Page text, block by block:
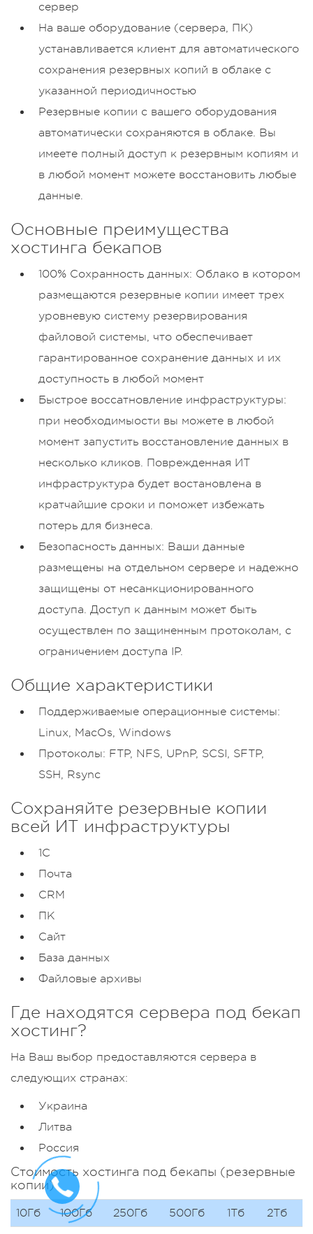
сервер
На ваше оборудование (сервера, ПК)
устанавливается клиент для автоматического
сохранения резервных копий в облаке с
указанной периодичностью
Резервные копии с вашего оборудования
автоматически сохраняются в облаке. Вы
имеете полный доступ к резервным копиям и
в любой момент можете восстановить любые
данные.
Основные преимущества
хостинга бекапов
100% Сохранность данных: Облако в котором
размещаются резервные копии имеет трех
уровневую систему резервирования
файловой системы, что обеспечивает
гарантированное сохранение данных и их
доступность в любой момент
Быстрое воссатновление инфраструктуры:
при необходимыости вы можете в любой
момент запустить восстановление данных в
несколько кликов. Поврежденная ИТ
инфраструктура будет востановлена в
кратчайшие сроки и поможет избежать
потерь для бизнеса.
Безопасность данных: Ваши данные
размещены на отдельном сервере и надежно
защищены от несанкционированного
доступа. Доступ к данным может быть
осуществлен по защиненным протоколам, с
ограничением доступа IP.
Общие характеристики
Поддерживаемые операционные системы:
Linux, MacOs, Windows
Протоколы: FTP, NFS, UPnP, SCSI, SFTP,
SSH, Rsync
Сохраняйте резервные копии
всей ИТ инфраструктуры
1C
Почта
CRM
ПК
Сайт
База данных
Файловые архивы
Где находятся сервера под бекап
хостинг?
На Ваш выбор предоставляются сервера в
следующих странах:
Украина
Литва
Россия
Стоимость хостинга под бекапы (резервные
копии)
10Гб 100Гб 250Гб 500Гб 1Tб 2Тб